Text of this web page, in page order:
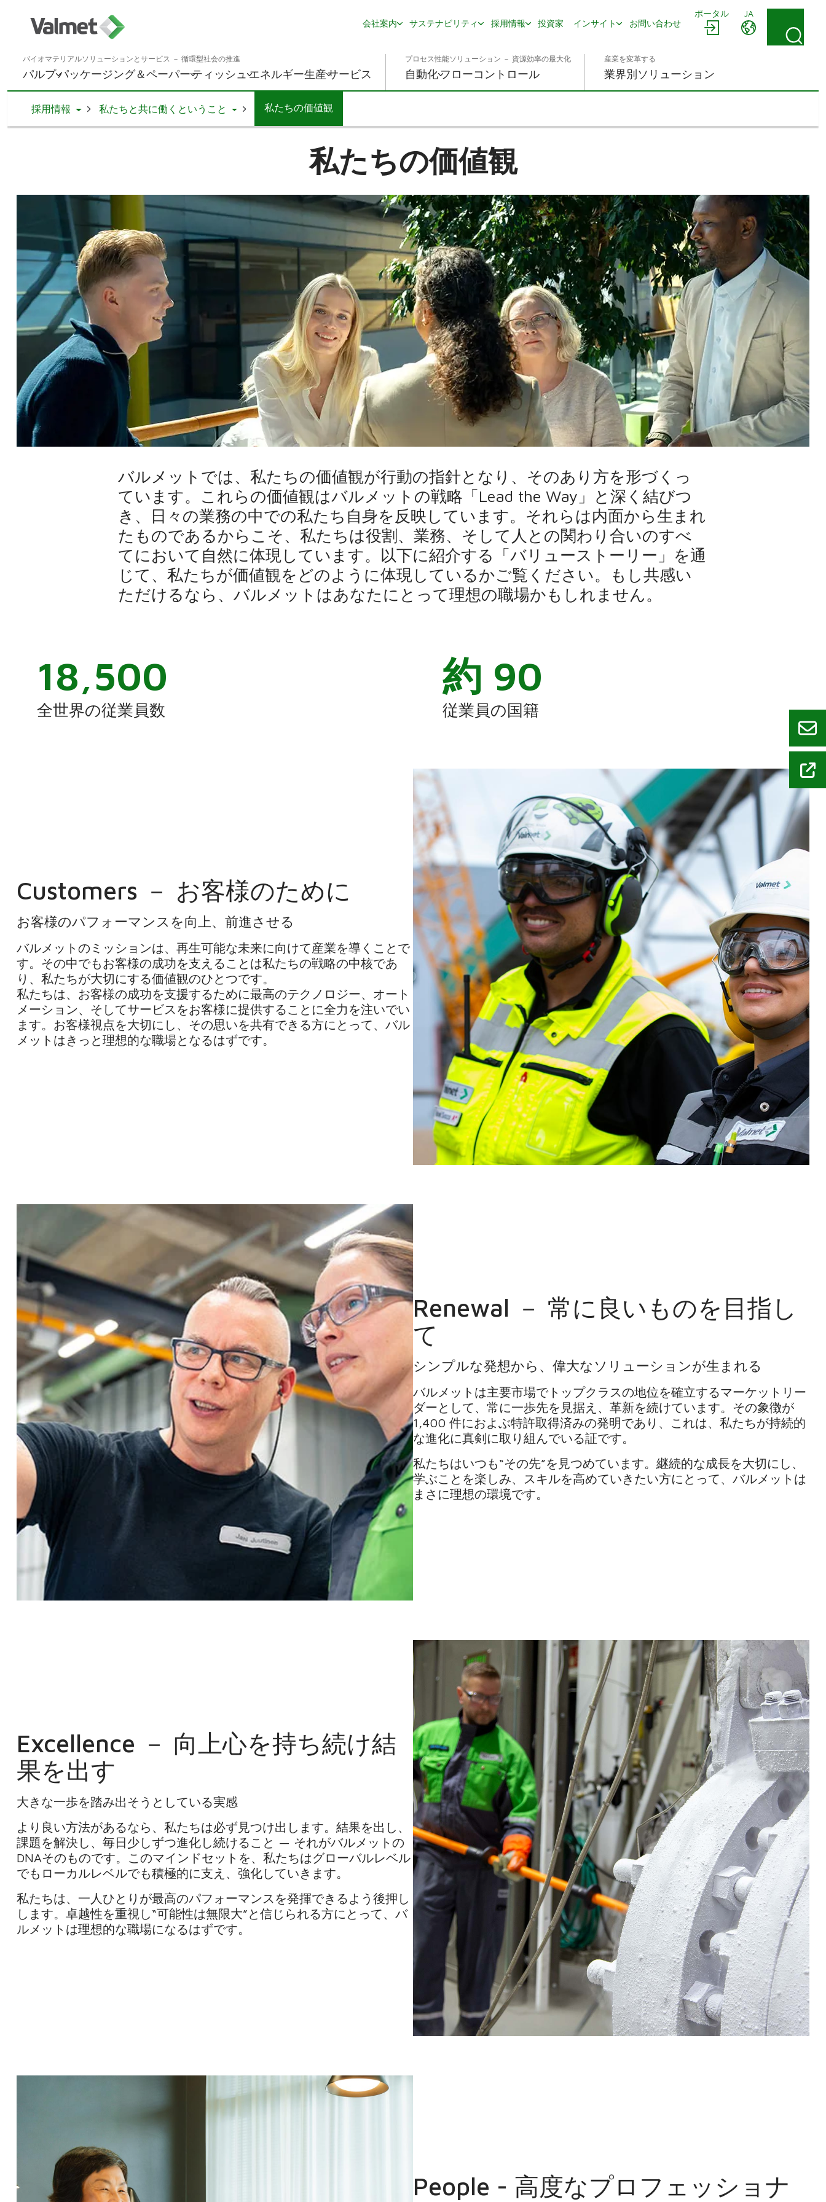
ポータル
JA
会社案内
サステナビリティ 採用情報 投資家 インサイト お問い合わせ
バイオマテリアルソリューションとサービス － 循環型社会の推進
パルプパッケージング＆ペーパーティッシュエネルギー生産サービス
プロセス性能ソリューション － 資源効率の最大化
自動化フローコントロール
産業を変革する
業界別ソリューション
採用情報 Toggle Dropdown
私たちと共に働くということ Toggle Dropdown
私たちの価値観
私たちの価値観
バルメットでは、私たちの価値観が行動の指針となり、そのあり方を形づくっ
ています。これらの価値観はバルメットの戦略「Lead the Way」と深く結びつ
き、日々の業務の中での私たち自身を反映しています。それらは内面から生まれ
たものであるからこそ、私たちは役割、業務、そして人との関わり合いのすべ
てにおいて自然に体現しています。以下に紹介する「バリューストーリー」を通
じて、私たちが価値観をどのように体現しているかご覧ください。もし共感い
ただけるなら、バルメットはあなたにとって理想の職場かもしれません。
18,500
全世界の従業員数
約 90
従業員の国籍
Customers － お客様のために
お客様のパフォーマンスを向上、前進させる
バルメットのミッションは、再生可能な未来に向けて産業を導くことで
す。その中でもお客様の成功を支えることは私たちの戦略の中核であ
り、私たちが大切にする価値観のひとつです。
私たちは、お客様の成功を支援するために最高のテクノロジー、オート
メーション、そしてサービスをお客様に提供することに全力を注いでい
ます。お客様視点を大切にし、その思いを共有できる方にとって、バル
メットはきっと理想的な職場となるはずです。
Renewal － 常に良いものを目指し
て
シンプルな発想から、偉大なソリューションが生まれる
バルメットは主要市場でトップクラスの地位を確立するマーケットリー
ダーとして、常に一歩先を見据え、革新を続けています。その象徴が
1,400 件におよぶ特許取得済みの発明であり、これは、私たちが持続的
な進化に真剣に取り組んでいる証です。
私たちはいつも“その先”を見つめています。継続的な成長を大切にし、
学ぶことを楽しみ、スキルを高めていきたい方にとって、バルメットは
まさに理想の環境です。
Excellence － 向上心を持ち続け結
果を出す
大きな一歩を踏み出そうとしている実感
より良い方法があるなら、私たちは必ず見つけ出します。結果を出し、
課題を解決し、毎日少しずつ進化し続けること — それがバルメットの
DNAそのものです。このマインドセットを、私たちはグローバルレベル
でもローカルレベルでも積極的に支え、強化していきます。
私たちは、一人ひとりが最高のパフォーマンスを発揮できるよう後押し
します。卓越性を重視し“可能性は無限大”と信じられる方にとって、バ
ルメットは理想的な職場になるはずです。
People - 高度なプロフェッショナ